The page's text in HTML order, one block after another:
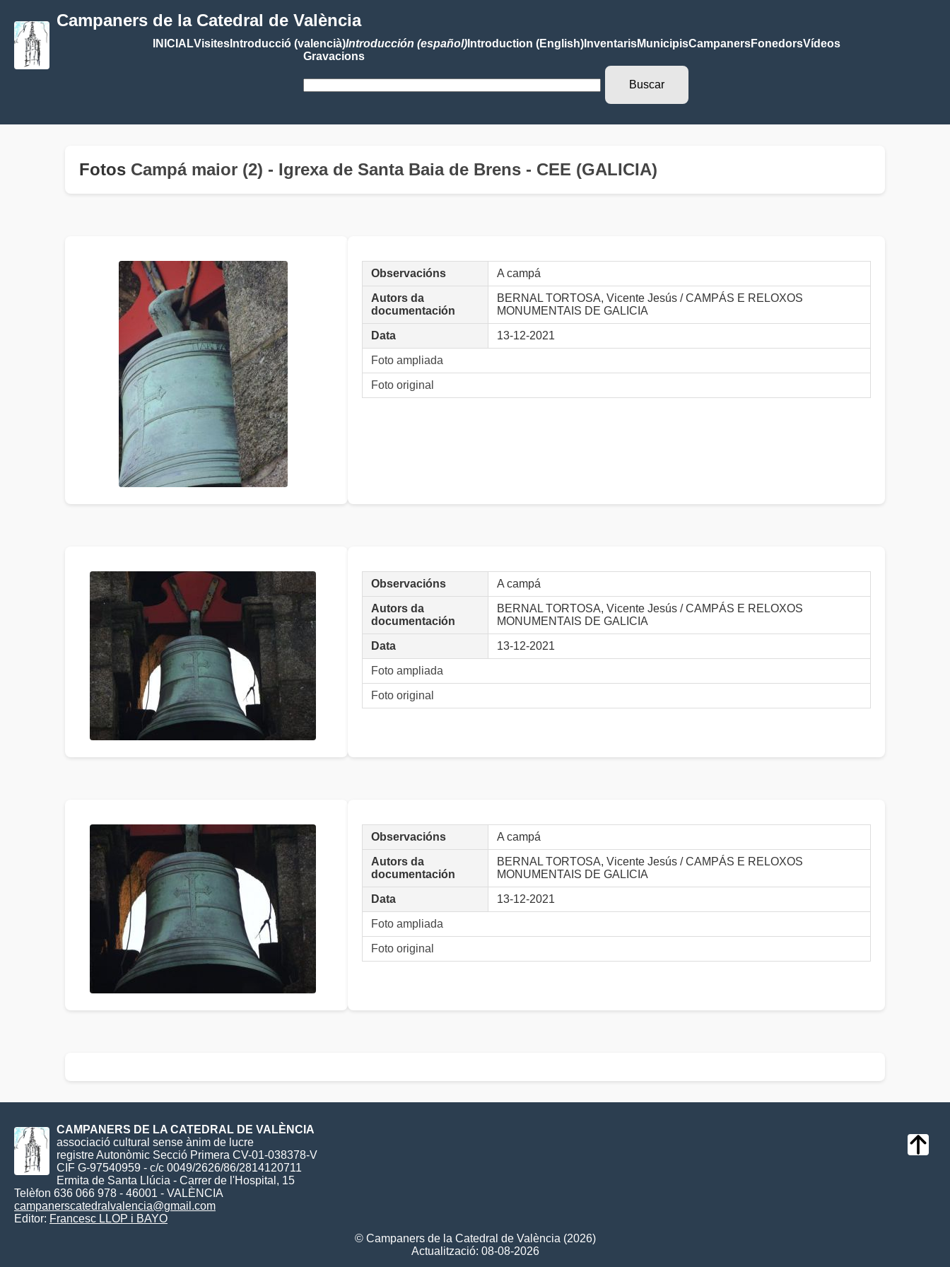
Campaners de la Catedral de València
INICIALVisitesIntroducció (valencià)Introducción (español)Introduction (English)InventarisMunicipisCampanersFonedorsVídeos
Gravacions
Fotos Campá maior (2) - Igrexa de Santa Baia de Brens - CEE (GALICIA)
Observacións A campá
Autors da
documentación
BERNAL TORTOSA, Vicente Jesús / CAMPÁS E RELOXOS
MONUMENTAIS DE GALICIA
Data 13-12-2021
Foto ampliada
Foto original
Observacións A campá
Autors da
documentación
BERNAL TORTOSA, Vicente Jesús / CAMPÁS E RELOXOS
MONUMENTAIS DE GALICIA
Data 13-12-2021
Foto ampliada
Foto original
Observacións A campá
Autors da
documentación
BERNAL TORTOSA, Vicente Jesús / CAMPÁS E RELOXOS
MONUMENTAIS DE GALICIA
Data 13-12-2021
Foto ampliada
Foto original
CAMPANERS DE LA CATEDRAL DE VALÈNCIA
associació cultural sense ànim de lucre
registre Autonòmic Secció Primera CV-01-038378-V
CIF G-97540959 - c/c 0049/2626/86/2814120711
Ermita de Santa Llúcia - Carrer de l'Hospital, 15
Telèfon 636 066 978 - 46001 - VALÈNCIA
campanerscatedralvalencia@gmail.com
Editor: Francesc LLOP i BAYO
© Campaners de la Catedral de València (2026)
Actualització: 08-08-2026